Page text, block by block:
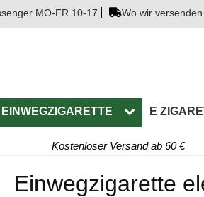
MO-FR 10-17 Wo wir versenden
EINWEGZIGARETTE E
Kostenloser Versand ab 60 €
Einwegzigarette